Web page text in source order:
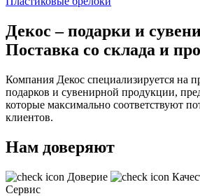
Декос – подарки и
Поставка со склада и
Компания Декос специализируется на
подарков и сувенирной продукции,
которые максимально соответствуют
клиентов.
Нам доверяют
Доверие
Сервис